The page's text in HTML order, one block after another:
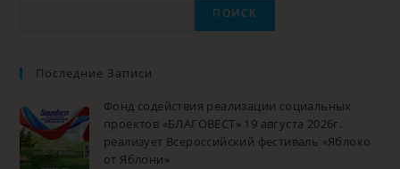
ПОИСК
Последние Записи
Фонд содействия реализации социальных
проектов «БЛАГОВЕСТ» 19 августа 2026г.
реализует Всероссийский фестиваль «Яблоко
от Яблони»